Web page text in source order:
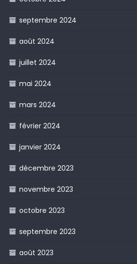
septembre 2024
août 2024
juillet 2024
mai 2024
mars 2024
février 2024
janvier 2024
décembre 2023
novembre 2023
octobre 2023
septembre 2023
août 2023